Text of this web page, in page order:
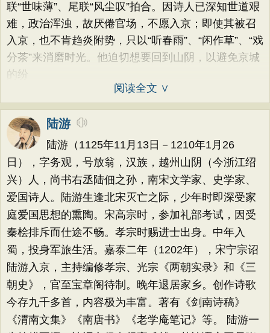
联“世味薄”、尾联“风尘叹”拍合。因诗人已深知世道艰
难，政治浑浊，故厌倦官场，不愿入京；即使其被召
入京，也不肯趋炎附势，只以“听春雨”、“闲作草”、“戏
分茶”来消磨时光。他迫切想要回到山阴，以避免京城
的纷
阅读全文 ∨
陆游
陆游（1125年11月13日－1210年1月26
日），字务观，号放翁，汉族，越州山阴（今浙江绍
兴）人，尚书右丞陆佃之孙，南宋文学家、史学家、
爱国诗人。陆游生逢北宋灭亡之际，少年时即深受家
庭爱国思想的熏陶。宋高宗时，参加礼部考试，因受
秦桧排斥而仕途不畅。孝宗时赐进士出身。中年入
蜀，投身军旅生活。嘉泰二年（1202年），宋宁宗诏
陆游入京，主持编修孝宗、光宗《两朝实录》和《三
朝史》，官至宝章阁待制。晚年退居家乡。创作诗歌
今存九千多首，内容极为丰富。著有《剑南诗稿》
《渭南文集》《南唐书》《老学庵笔记》等。 陆游一